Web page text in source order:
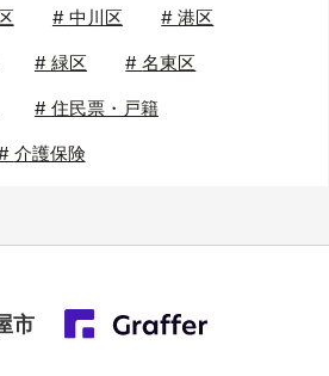
# 中川区 #港区
# 緑区 #名東区
# 住民票・戸籍
介護保険
市